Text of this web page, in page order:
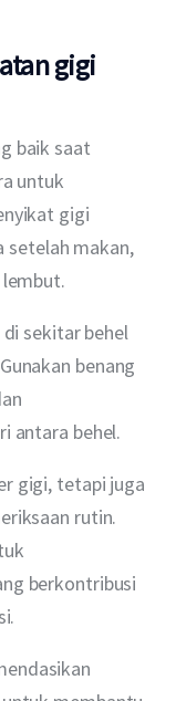
gigi
baik saat
untuk
gigi
setelah makan,
sekitar behel
benang
antara behel.
gigi, tetapi juga
rutin.
berkontribusi